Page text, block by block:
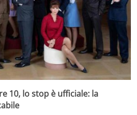
10, lo stop è ufficiale: la